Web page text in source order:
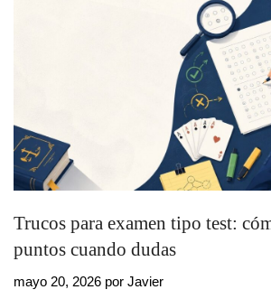
Trucos para examen tipo test:
puntos cuando dudas
mayo 20, 2026 por Javier